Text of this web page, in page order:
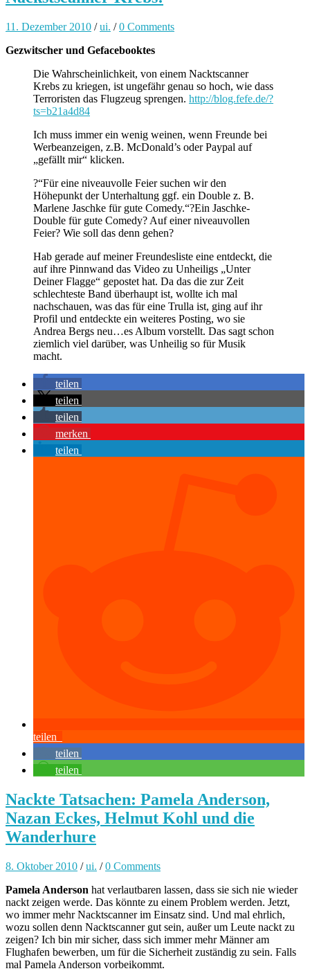
11. Dezember 2010 /ui. /0 Comments
Gezwitscher und Gefacebooktes
Die Wahrscheinlichkeit, von einem Nacktscanner
Krebs zu kriegen, ist ungefähr genau so hoch, wie dass
Terroristen das Flugzeug sprengen. http://blog.fefe.de/?
ts=b21a4d84
Ich muss immer ein wenig weinen, wenn Freunde bei
Werbeanzeigen, z.B. McDonald’s oder Paypal auf
„gefällt mir“ klicken.
?“Für eine niveauvolle Feier suchen wir den
Höhepunkt der Unterhaltung ggf. ein Double z. B.
Marlene Jaschke für gute Comedy.“?Ein Jaschke-
Double für gute Comedy? Auf einer niveauvollen
Feier? Wie soll das denn gehen?
Hab gerade auf meiner Freundesliste eine entdeckt, die
auf ihre Pinnwand das Video zu Unheiligs „Unter
Deiner Flagge“ gepostet hat. Da das die zur Zeit
schlechteste Band überhaupt ist, wollte ich mal
nachschauen, was das für eine Trulla ist, ging auf ihr
Profil und entdeckte ein weiteres Posting, wo sie
Andrea Bergs neu…es Album vorstellt. Das sagt schon
ziemlich viel darüber, was Unheilig so für Musik
macht.
teilen
teilen
teilen
merken
teilen
teilen
teilen
teilen
Nackte Tatsachen: Pamela Anderson,
Nazan Eckes, Helmut Kohl und die
Wanderhure
8. Oktober 2010 /ui. /0 Comments
Pamela Anderson hat verlautbaren lassen, dass sie sich nie wieder
nackt zeigen werde. Das könnte zu einem Problem werden. Jetzt,
wo immer mehr Nacktscanner im Einsatz sind. Und mal ehrlich,
wozu sollen denn Nacktscanner gut sein, außer um Leute nackt zu
zeigen? Ich bin mir sicher, dass sich immer mehr Männer am
Flughafen bewerben, um für die Sicherheit zuständig zu sein. Falls
mal Pamela Anderson vorbeikommt.